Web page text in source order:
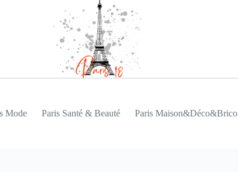
Mode Paris Santé & Beauté Paris Maison&Déco&Brico